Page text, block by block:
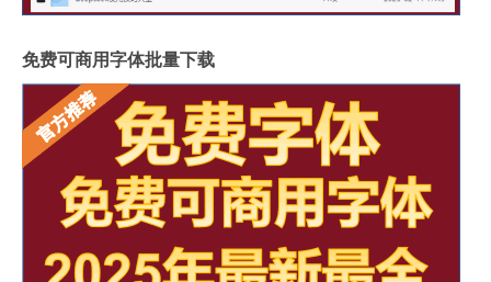
免费可商用字体批量下载